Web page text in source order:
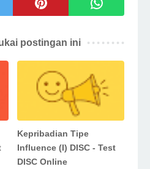
postingan ini
Kepribadian Tipe
Influence (I) DISC - Test
DISC Online